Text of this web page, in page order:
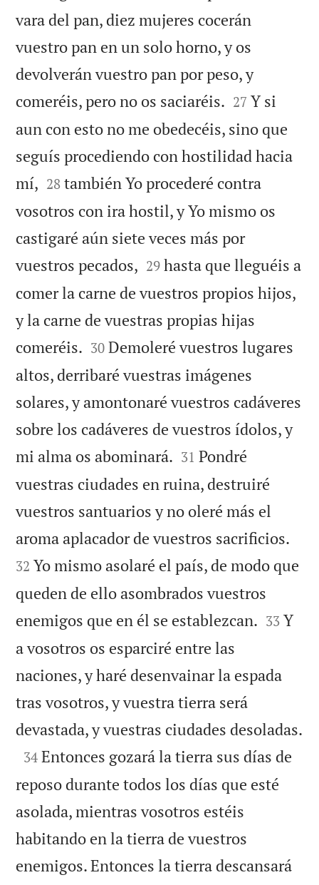
vara del pan, diez mujeres cocerán
vuestro pan en un solo horno, y os
devolverán vuestro pan por peso, y
comeréis, pero no os saciaréis. 

27 Y si
aun con esto no me obedecéis, sino que
seguís procediendo con hostilidad hacia
mí, 

28 también Yo procederé contra
vosotros con ira hostil, y Yo mismo os
castigaré aún siete veces más por
vuestros pecados, 

29 hasta que lleguéis a
comer la carne de vuestros propios hijos,
y la carne de vuestras propias hijas
comeréis. 

30 Demoleré vuestros lugares
altos, derribaré vuestras imágenes
solares, y amontonaré vuestros cadáveres
sobre los cadáveres de vuestros ídolos, y
mi alma os abominará. 

31 Pondré
vuestras ciudades en ruina, destruiré
vuestros santuarios y no oleré más el
aroma aplacador de vuestros sacrificios.
32 Yo mismo asolaré el país, de modo que
queden de ello asombrados vuestros
enemigos que en él se establezcan. 

33 Y
a vosotros os esparciré entre las
naciones, y haré desenvainar la espada
tras vosotros, y vuestra tierra será
devastada, y vuestras ciudades desoladas.

34 Entonces gozará la tierra sus días de
reposo durante todos los días que esté
asolada, mientras vosotros estéis
habitando en la tierra de vuestros
enemigos. Entonces la tierra descansará